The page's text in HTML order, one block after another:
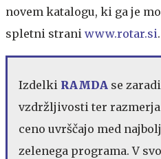
novem katalogu, ki ga je
spletni strani www.rotar.si.
Izdelki RAMDA se
vzdržljivosti ter
ceno uvrščajo med
zelenega programa. V